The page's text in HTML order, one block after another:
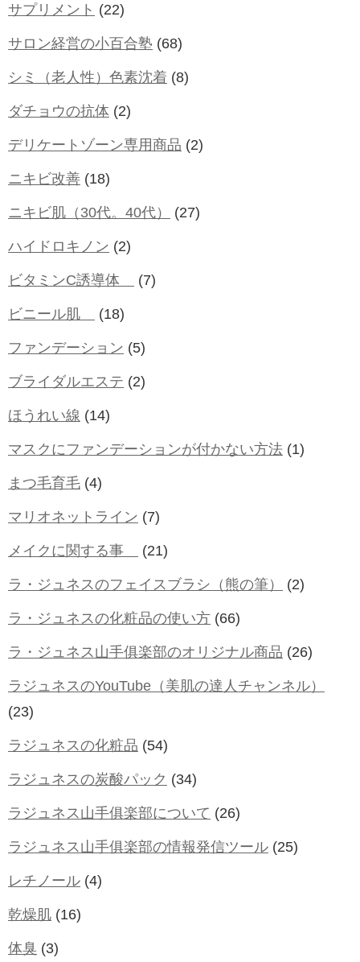
サプリメント (22)
サロン経営の小百合塾 (68)
シミ（老人性）色素沈着 (8)
ダチョウの抗体 (2)
デリケートゾーン専用商品 (2)
ニキビ改善 (18)
ニキビ肌（30代。40代） (27)
ハイドロキノン (2)
ビタミンC誘導体 (7)
ビニール肌 (18)
ファンデーション (5)
ブライダルエステ (2)
ほうれい線 (14)
マスクにファンデーションが付かない方法 (1)
まつ毛育毛 (4)
マリオネットライン (7)
メイクに関する事 (21)
ラ・ジュネスのフェイスブラシ（熊の筆） (2)
ラ・ジュネスの化粧品の使い方 (66)
ラ・ジュネス山手俱楽部のオリジナル商品 (26)
ラジュネスのYouTube（美肌の達人チャンネル）
(23)
ラジュネスの化粧品 (54)
ラジュネスの炭酸パック (34)
ラジュネス山手俱楽部について (26)
ラジュネス山手俱楽部の情報発信ツール (25)
レチノール (4)
乾燥肌 (16)
体臭 (3)